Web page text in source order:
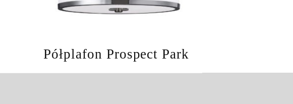
Półplafon Prospect Park